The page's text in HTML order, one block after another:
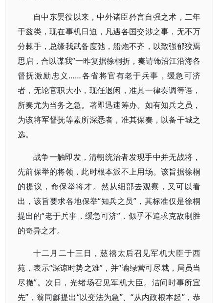
自中东罢役以来，中外诸臣矜言自强之术，二年
于兹类，现在事机日迫，凡遇各国交涉之事，无不万
分棘手，总缘我武备度弛，船炮不齐，以致强郁狡焉
思启，合以谋我”一昨复据徐桐折，奏请饰沿江沿海各
督抚激励忠义……各省将官有老于兵事，缓急可济
者，无论官职大小，现任退闲，准其一律奏调等语，
所奏尤为当务之急。著即迅速筹办。如有知兵之员，
为该将军督抚等素所深悉者，准其保奏，以备干城之
选。
战争一触即发，清朝统治者发现手中并无战将，
先前保举的将领，此时根本派不上用场。该旨据徐桐
的提议，命保举将才。然从细部去观察，又可以看
出，该旨要求各地保举“知兵之员”，其标准仅是徐桐
提出的“老于兵事，缓急可济”，似乎不追求克敌制胜
的奇异之才。
十二月二十三日，慈禧太后召见军机大臣于西
苑，表示“深谅时势之难”，并“谕绿营可尽裁，局员当
尽撤”。次日，光绪场召见军机大臣。洁问时事所宜
先”，翁同龢提出“以变法为急”、“从内政根本起”，恭